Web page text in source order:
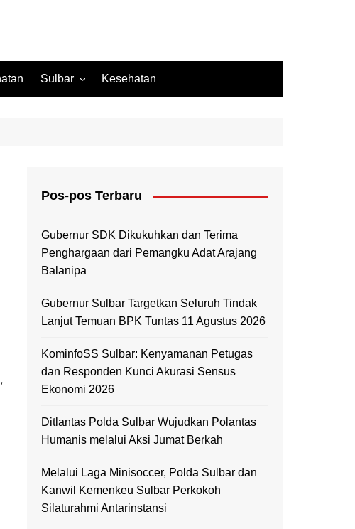
Sulbar
Mamasa
Kesehatan
Pos-pos Terbaru
Gubernur SDK Dikukuhkan dan Terima
Penghargaan dari Pemangku Adat Arajang
Balanipa
Gubernur Sulbar Targetkan Seluruh Tindak
Lanjut Temuan BPK Tuntas 11 Agustus 2026
KominfoSS Sulbar: Kenyamanan Petugas
dan Responden Kunci Akurasi Sensus
Ekonomi 2026
Ditlantas Polda Sulbar Wujudkan Polantas
Humanis melalui Aksi Jumat Berkah
Melalui Laga Minisoccer, Polda Sulbar dan
Kanwil Kemenkeu Sulbar Perkokoh
Silaturahmi Antarinstansi